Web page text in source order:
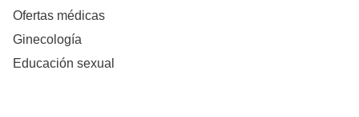
Ofertas médicas
Ginecología
Educación sexual